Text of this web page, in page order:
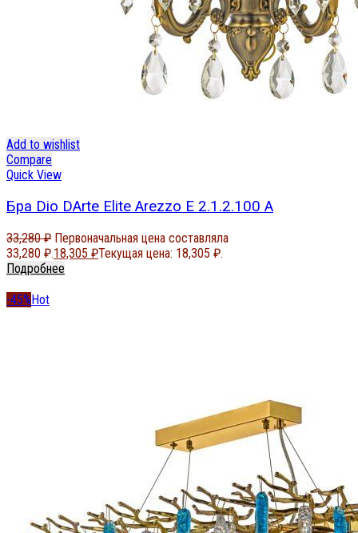
Add to wishlist
Compare
Quick View
Бра Dio DArte Elite Arezzo E 2.1.2.100 A
33,280₽ Первоначальная цена составляла
33,280 ₽.18,305 ₽Текущая цена: 18,305 ₽.
Подробнее
-45%Hot